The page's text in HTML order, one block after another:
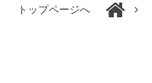
トップページへ